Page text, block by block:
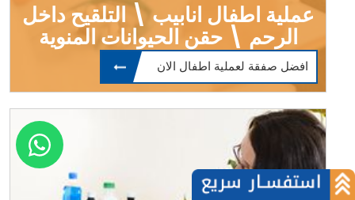
عملية اطفال انابيب \ التلقيح داخل
الرحم \ حقن الحيوانات المنوية
افضل صفقة لعملية اطفال الان